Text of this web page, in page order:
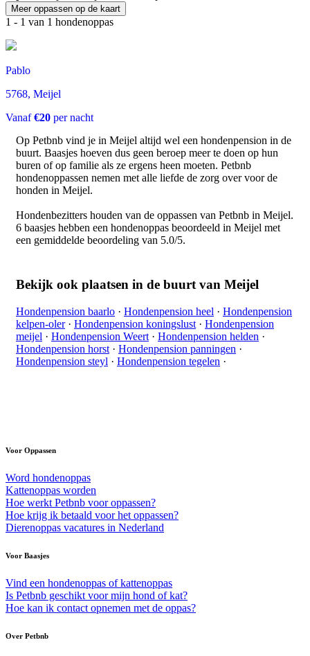
Meer oppassen op de kaart
1 - 1 van 1 hondenoppas
Pablo
5768, Meijel
Vanaf€20 per nacht
Op Petbnb vind je in Meijel altijd wel een hondenpension in de
buurt. Baasjes hoeven dus geen beroep meer te doen op hun
buren of op familie als ze ergens heen moeten. Petbnb
hondenoppassen nemen met alle liefde de zorg over voor de
honden in Meijel.
Hondenbezitters houden van de oppassen van Petbnb in Meijel.
6 baasjes hebben een hondenoppas beoordeeld in Meijel met
een gemiddelde beoordeling van 5.0/5.
Bekijk ook plaatsen in de buurt van Meijel
Hondenpension baarlo · Hondenpension heel · Hondenpension
kelpen-oler· Hondenpension koningslust · Hondenpension
meijel · Hondenpension Weert · Hondenpension helden ·
Hondenpension horst · Hondenpension panningen ·
Hondenpension steyl · Hondenpension tegelen ·
Voor Oppassen
Word hondenoppas
Kattenoppas worden
Hoe werkt Petbnb voor oppassen?
Hoe krijg ik betaald voor het oppassen?
Dierenoppas vacatures in Nederland
Voor Baasjes
Vind een hondenoppas of kattenoppas
Is Petbnb geschikt voor mijn hond of kat?
Hoe kan ik contact opnemen met de oppas?
Over Petbnb